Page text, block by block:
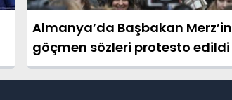
Almanya’da Başbakan Merz’in
göçmen sözleri protesto edildi